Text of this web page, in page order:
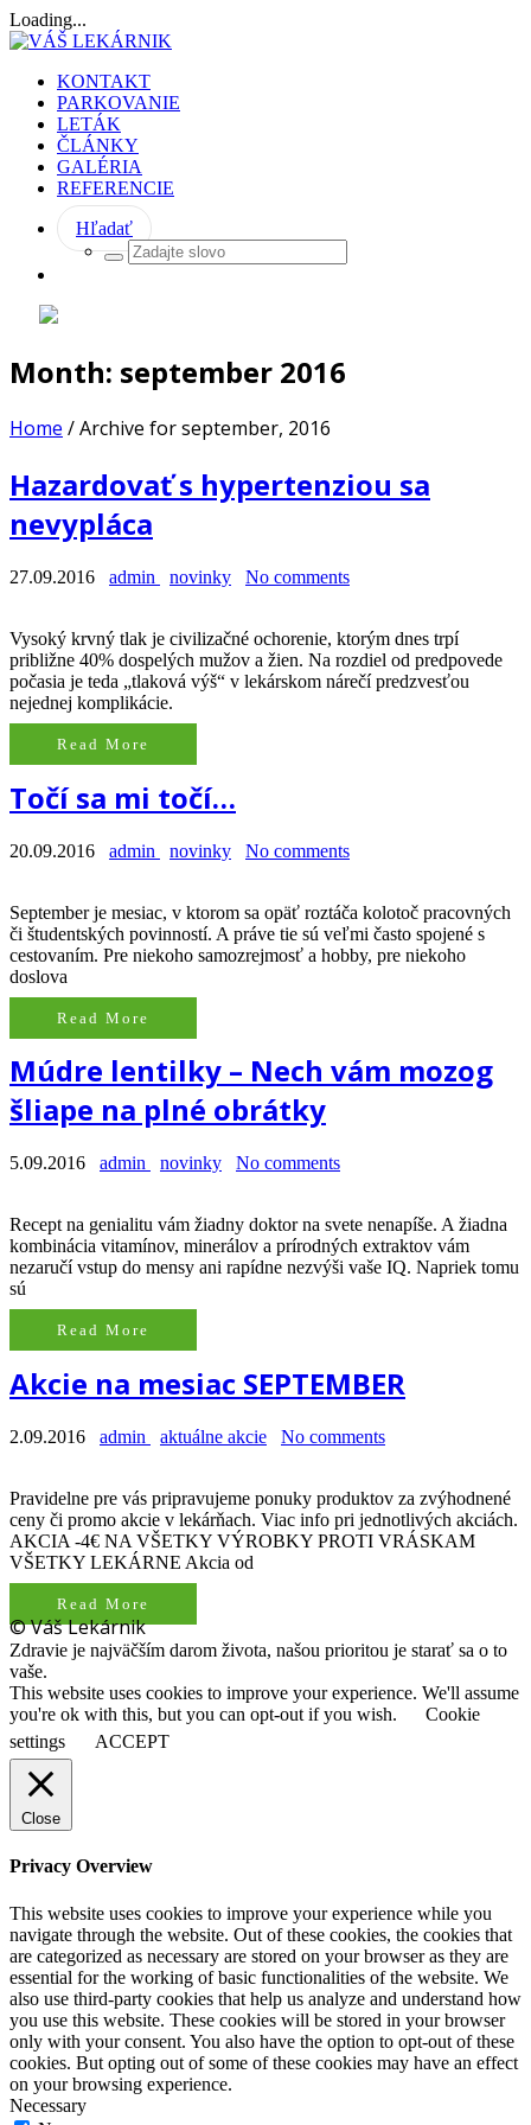
Loading...
KONTAKT
PARKOVANIE
LETÁK
ČLÁNKY
GALÉRIA
REFERENCIE
Hľadať
Month: september 2016
Home /Archive for september, 2016
Hazardovať s hypertenziou sa
nevypláca
27.09.2016 admin novinky No comments
Vysoký krvný tlak je civilizačné ochorenie, ktorým dnes trpí
približne 40% dospelých mužov a žien. Na rozdiel od predpovede
počasia je teda „tlaková výš“ v lekárskom nárečí predzvesťou
nejednej komplikácie.
Read More
Točí sa mi točí…
20.09.2016 admin novinky No comments
September je mesiac, v ktorom sa opäť roztáča kolotoč pracovných
či študentských povinností. A práve tie sú veľmi často spojené s
cestovaním. Pre niekoho samozrejmosť a hobby, pre niekoho
doslova
Read More
Múdre lentilky – Nech vám mozog
šliape na plné obrátky
5.09.2016 admin novinky No comments
Recept na genialitu vám žiadny doktor na svete nenapíše. A žiadna
kombinácia vitamínov, minerálov a prírodných extraktov vám
nezaručí vstup do mensy ani rapídne nezvýši vaše IQ. Napriek tomu
sú
Read More
Akcie na mesiac SEPTEMBER
2.09.2016 admin aktuálne akcie No comments
Pravidelne pre vás pripravujeme ponuky produktov za zvýhodnené
ceny či promo akcie v lekárňach. Viac info pri jednotlivých akciách.
AKCIA -4€ NA VŠETKY VÝROBKY PROTI VRÁSKAM
VŠETKY LEKÁRNE Akcia od
Read More
© Váš Lekárnik
Zdravie je najväčším darom života, našou prioritou je starať sa o to
vaše.
This website uses cookies to improve your experience. We'll assume
you're ok with this, but you can opt-out if you wish.
Cookie
settings
ACCEPT
Close
Privacy Overview
This website uses cookies to improve your experience while you
navigate through the website. Out of these cookies, the cookies that
are categorized as necessary are stored on your browser as they are
essential for the working of basic functionalities of the website. We
also use third-party cookies that help us analyze and understand how
you use this website. These cookies will be stored in your browser
only with your consent. You also have the option to opt-out of these
cookies. But opting out of some of these cookies may have an effect
on your browsing experience.
Necessary